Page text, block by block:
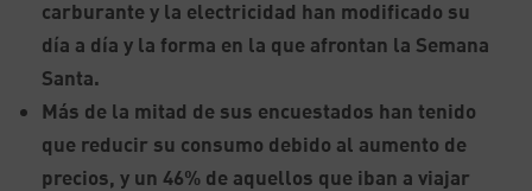
carburante y la electricidad han modificado su
día a día y la forma en la que afrontan la Semana
Santa.
Más de la mitad de sus encuestados han tenido
que reducir su consumo debido al aumento de
precios, y un 46% de aquellos que iban a viajar